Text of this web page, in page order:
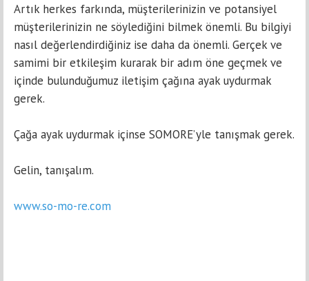
Artık herkes farkında, müşterilerinizin ve potansiyel
müşterilerinizin ne söylediğini bilmek önemli. Bu bilgiyi
nasıl değerlendirdiğiniz ise daha da önemli. Gerçek ve
samimi bir etkileşim kurarak bir adım öne geçmek ve
içinde bulunduğumuz iletişim çağına ayak uydurmak
gerek.
Çağa ayak uydurmak içinse SOMORE’yle tanışmak gerek.
Gelin, tanışalım.
www.so-mo-re.com